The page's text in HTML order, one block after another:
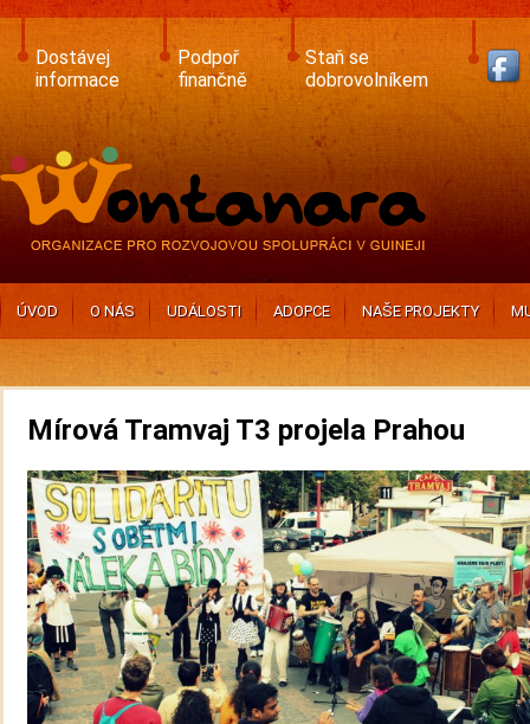
Skip
main
content
Dostávej
informace
Podpoř
finančně
Staň se
dobrovolníkem
ÚVOD O NÁS UDÁLOSTI ADOPCE NAŠE PROJEKTY
Mírová Tramvaj T3 projela Prahou